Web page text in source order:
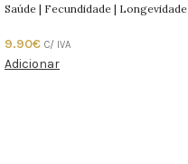
Saúde | Fecundidade | Longevidade
9.90€ C/ IVA
Adicionar